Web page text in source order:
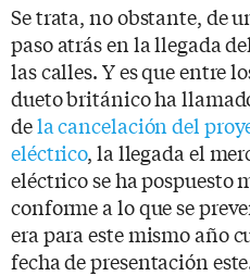
Se trata, no obstante, de
paso atrás en la llegada
las calles. Y es que entre
dueto británico ha
dela cancelación del
eléctrico, la llegada el
eléctrico se ha pospuesto
conforme a lo que se
era para este mismo año
fecha de presentación